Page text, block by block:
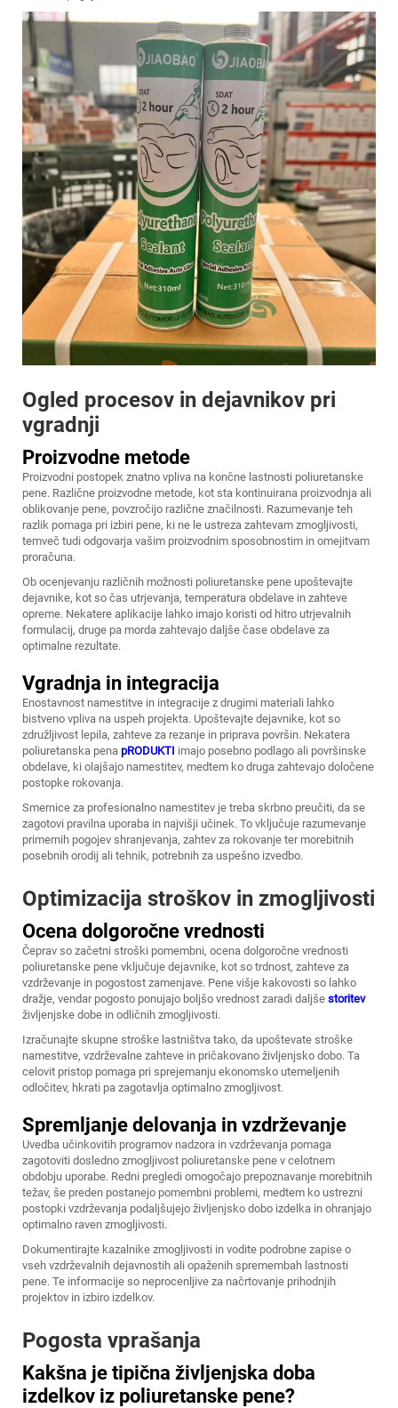
Ogled procesov in dejavnikov pri
vgradnji
Proizvodne metode
Proizvodni postopek znatno vpliva na končne lastnosti poliuretanske
pene. Različne proizvodne metode, kot sta kontinuirana proizvodnja ali
oblikovanje pene, povzročijo različne značilnosti. Razumevanje teh
razlik pomaga pri izbiri pene, ki ne le ustreza zahtevam zmogljivosti,
temveč tudi odgovarja vašim proizvodnim sposobnostim in omejitvam
proračuna.
Ob ocenjevanju različnih možnosti poliuretanske pene upoštevajte
dejavnike, kot so čas utrjevanja, temperatura obdelave in zahteve
opreme. Nekatere aplikacije lahko imajo koristi od hitro utrjevalnih
formulacij, druge pa morda zahtevajo daljše čase obdelave za
optimalne rezultate.
Vgradnja in integracija
Enostavnost namestitve in integracije z drugimi materiali lahko
bistveno vpliva na uspeh projekta. Upoštevajte dejavnike, kot so
združljivost lepila, zahteve za rezanje in priprava površin. Nekatera
poliuretanska pena pRODUKTI imajo posebno podlago ali površinske
obdelave, ki olajšajo namestitev, medtem ko druga zahtevajo določene
postopke rokovanja.
Smernice za profesionalno namestitev je treba skrbno preučiti, da se
zagotovi pravilna uporaba in najvišji učinek. To vključuje razumevanje
primernih pogojev shranjevanja, zahtev za rokovanje ter morebitnih
posebnih orodij ali tehnik, potrebnih za uspešno izvedbo.
Optimizacija stroškov in zmogljivosti
Ocena dolgoročne vrednosti
Čeprav so začetni stroški pomembni, ocena dolgoročne vrednosti
poliuretanske pene vključuje dejavnike, kot so trdnost, zahteve za
vzdrževanje in pogostost zamenjave. Pene višje kakovosti so lahko
dražje, vendar pogosto ponujajo boljšo vrednost zaradi daljše storitev
življenjske dobe in odličnih zmogljivosti.
Izračunajte skupne stroške lastništva tako, da upoštevate stroške
namestitve, vzdrževalne zahteve in pričakovano življenjsko dobo. Ta
celovit pristop pomaga pri sprejemanju ekonomsko utemeljenih
odločitev, hkrati pa zagotavlja optimalno zmogljivost.
Spremljanje delovanja in vzdrževanje
Uvedba učinkovitih programov nadzora in vzdrževanja pomaga
zagotoviti dosledno zmogljivost poliuretanske pene v celotnem
obdobju uporabe. Redni pregledi omogočajo prepoznavanje morebitnih
težav, še preden postanejo pomembni problemi, medtem ko ustrezni
postopki vzdrževanja podaljšujejo življenjsko dobo izdelka in ohranjajo
optimalno raven zmogljivosti.
Dokumentirajte kazalnike zmogljivosti in vodite podrobne zapise o
vseh vzdrževalnih dejavnostih ali opaženih spremembah lastnosti
pene. Te informacije so neprocenljive za načrtovanje prihodnjih
projektov in izbiro izdelkov.
Pogosta vprašanja
Kakšna je tipična življenjska doba
izdelkov iz poliuretanske pene?